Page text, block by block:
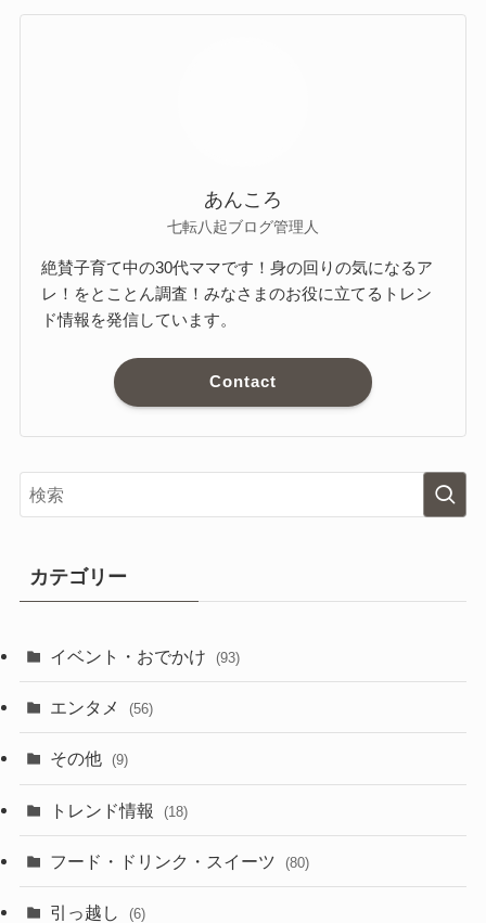
あんころ
七転八起ブログ管理人
絶賛子育て中の30代ママです！身の回りの気になるア
レ！をとことん調査！みなさまのお役に立てるトレン
ド情報を発信しています。
Contact
カテゴリー
イベント・おでかけ (93)
エンタメ (56)
その他 (9)
トレンド情報 (18)
フード・ドリンク・スイーツ (80)
引っ越し (6)